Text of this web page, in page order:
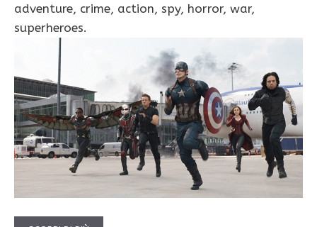
adventure, crime, action, spy, horror, war,
superheroes.